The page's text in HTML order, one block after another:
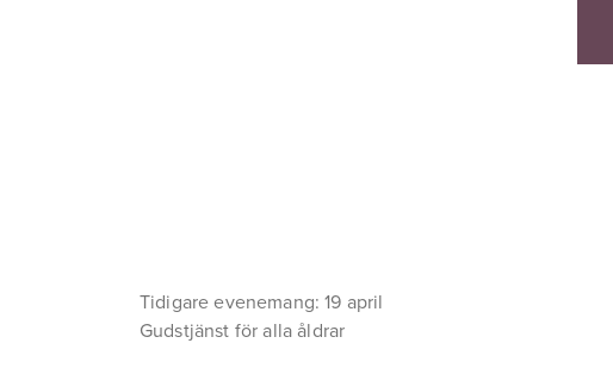
Tidigare evenemang: 19 april
Gudstjänst för alla åldrar